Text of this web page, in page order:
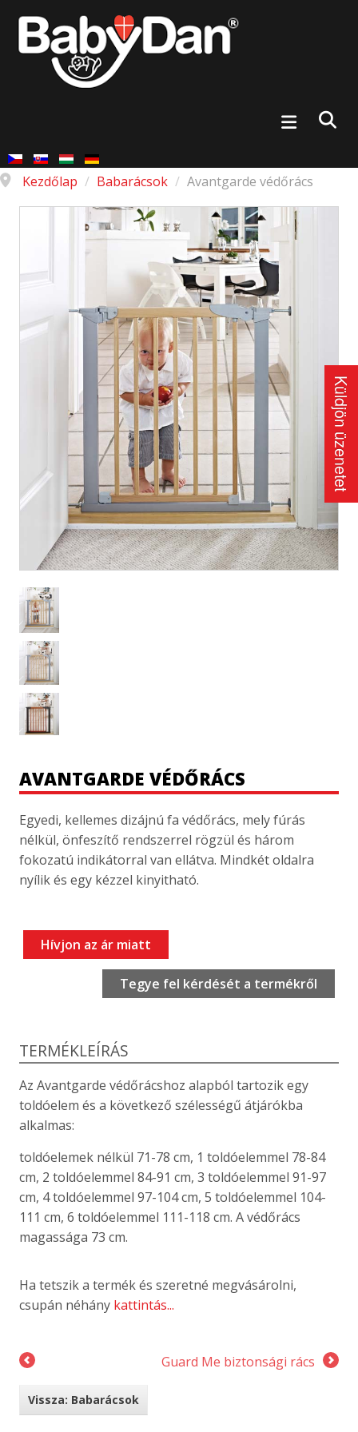
Kezdőlap / Babarácsok / Avantgarde védőrács
AVANTGARDE VÉDŐRÁCS
Egyedi, kellemes dizájnú fa védőrács, mely fúrás
nélkül, önfeszítő rendszerrel rögzül és három
fokozatú indikátorral van ellátva. Mindkét oldalra
nyílik és egy kézzel kinyitható.
Hívjon az ár miatt
Tegye fel kérdését a termékről
TERMÉKLEÍRÁS
Az Avantgarde védőrácshoz alapból tartozik egy
toldóelem és a következő szélességű átjárókba
alkalmas:
toldóelemek nélkül 71-78 cm, 1 toldóelemmel 78-84
cm, 2 toldóelemmel 84-91 cm, 3 toldóelemmel 91-97
cm, 4 toldóelemmel 97-104 cm, 5 toldóelemmel 104-
111 cm, 6 toldóelemmel 111-118 cm. A védőrács
magassága 73 cm.
Ha tetszik a termék és szeretné megvásárolni,
csupán néhány kattintás...
Guard Me biztonsági rács
Vissza: Babarácsok
Küldjön üzenetet